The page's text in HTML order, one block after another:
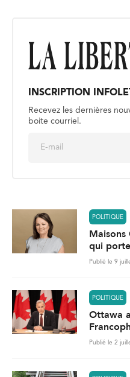
INSCRIPTION
Recevez les dernières
boite courriel.
POLITIQUE
qui
Publié le 9
POLITIQUE
Ottawa
Publié le 2